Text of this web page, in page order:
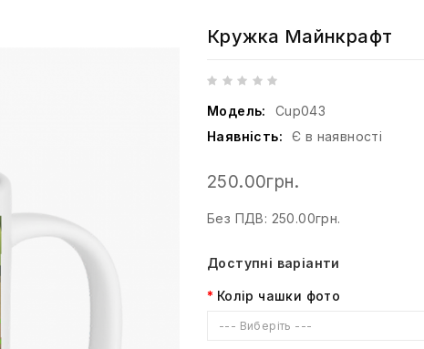
Кружка Майнкрафт
Модель:
Cup043
Наявність:
Є в наявності
250.00грн.
Без ПДВ: 250.00грн.
Доступні варіанти
Колір чашки фото
--- Виберіть ---